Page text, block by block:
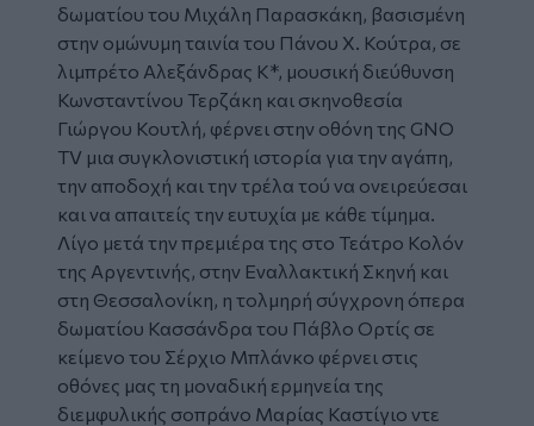
δωματίου του Μιχάλη Παρασκάκη, βασισμένη
στην ομώνυμη ταινία του Πάνου Χ. Κούτρα, σε
λιμπρέτο Αλεξάνδρας Κ*, μουσική διεύθυνση
Κωνσταντίνου Τερζάκη και σκηνοθεσία
Γιώργου Κουτλή, φέρνει στην οθόνη της GNO
TV μια συγκλονιστική ιστορία για την αγάπη,
την αποδοχή και την τρέλα τού να ονειρεύεσαι
και να απαιτείς την ευτυχία με κάθε τίμημα.
Λίγο μετά την πρεμιέρα της στο Τεάτρο Κολόν
της Αργεντινής, στην Εναλλακτική Σκηνή και
στη Θεσσαλονίκη, η τολμηρή σύγχρονη όπερα
δωματίου Κασσάνδρα του Πάβλο Ορτίς σε
κείμενο του Σέρχιο Μπλάνκο φέρνει στις
οθόνες μας τη μοναδική ερμηνεία της
διεμφυλικής σοπράνο Μαρίας Καστίγιο ντε